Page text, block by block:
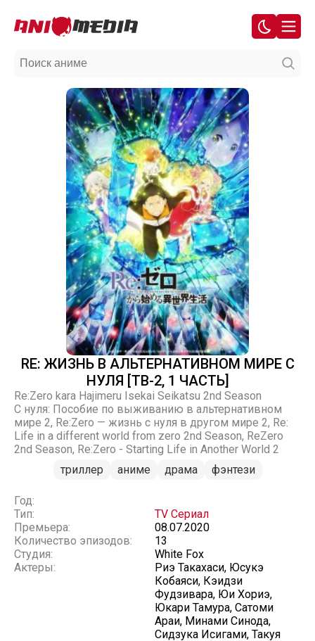
RE: ЖИЗНЬ В АЛЬТЕРНАТИВНОМ МИРЕ С
НУЛЯ [ТВ-2, 1 ЧАСТЬ]
Re:Zero kara Hajimeru Isekai Seikatsu 2nd Season
С нуля: Пособие по выживанию в альтернативном
мире 2, Re:Zero — жизнь с нуля в другом мире 2, Re:
Life in a different world from zero 2nd Season, ReZero
2nd Season, Re:Zero - Starting Life in Another World 2
триллер
аниме драма фэнтези
Год:
Тип:
TV Сериал
Премьера:
08.07.2020
Количество эпизодов:
13
Студия:
White Fox
Актеры:
Риэ Такахаси, Юсукэ
Кобаяси, Кэидзи
Фудзивара, Юи Хориэ,
Юкари Тамура, Сатоми
Араи, Минами Синода,
Сидзука Исигами, Такуя